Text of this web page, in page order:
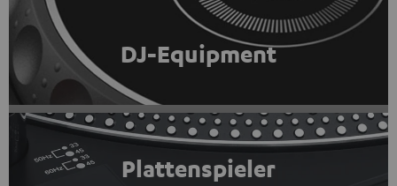
DJ-Equipment
Plattenspieler